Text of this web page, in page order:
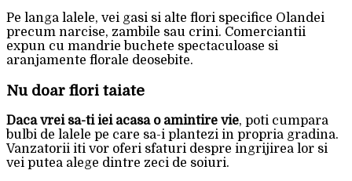
Pe langa lalele, vei gasi si alte flori specifice Olandei
precum narcise, zambile sau crini. Comerciantii
expun cu mandrie buchete spectaculoase si
aranjamente florale deosebite.
Nu doar flori taiate
Daca vrei sa-ti iei acasa o amintire vie, poti cumpara
bulbi de lalele pe care sa-i plantezi in propria gradina.
Vanzatorii iti vor oferi sfaturi despre ingrijirea lor si
vei putea alege dintre zeci de soiuri.